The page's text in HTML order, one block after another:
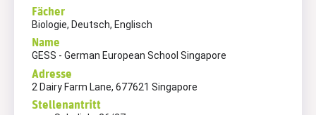
Fächer
Biologie, Deutsch, Englisch
Name
GESS - German European School Singapore
Adresse
2 Dairy Farm Lane, 677621 Singapore
Stellenantritt